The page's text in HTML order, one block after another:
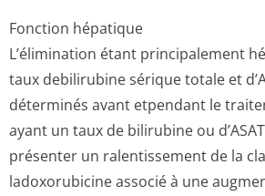
Fonction hépatique
L’élimination étant principalement
taux debilirubine sérique totale et
déterminés avant etpendant le
ayant un taux de bilirubine ou
présenter un ralentissement de la
ladoxorubicine associé à une